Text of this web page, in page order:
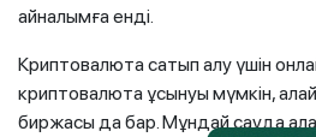
айналымға енді.
Криптовалюта сатып алу үшін
криптовалюта ұсынуы мүмкін,
биржасы да бар. Мұндай сауда